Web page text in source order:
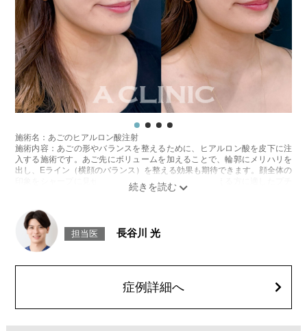
施術名：あごのヒアルロン酸注射
施術内容：あごの形やバランスを整えるために、ヒアルロン酸を皮下に注
入する施術です。あご先にボリュームを加えることで、輪郭にメリハリを
出し、Eライン（横顔のバランス）を整える効果も期待できます。顔全体の
印象をシャープに見せたい方や、あごが引っ込んで見える方に適したプチ
リスク、副作用：施術後に腫れ、赤み、内出血、痛み、突っ張り感などが
生じることがありますが、通常は数日〜1週間程度で徐々に軽快します。ま
た、稀にアレルギー反応、細菌感染、血管閉塞、しこり（硬化）や小さな
結節が生じる可能性があります。施術後1〜2週間程度は、注入部位を強く
費用：
レスチレンリフト※横浜院限定 76,800円(税込)
クレヴィエルコントア 109,800円(税込)
担当医 長谷川 光
症例詳細へ